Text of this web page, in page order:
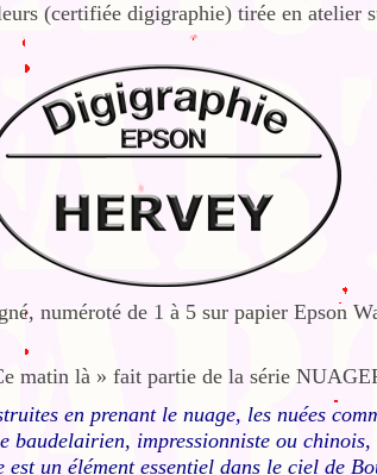
(certifiée digigraphie) tirée en atelier
numéroté de 1 à 5 sur papier Epson
matin là » fait partie de la série
en prenant le nuage, les nuées
baudelairien, impressionniste ou
est un élément essentiel dans le ciel de